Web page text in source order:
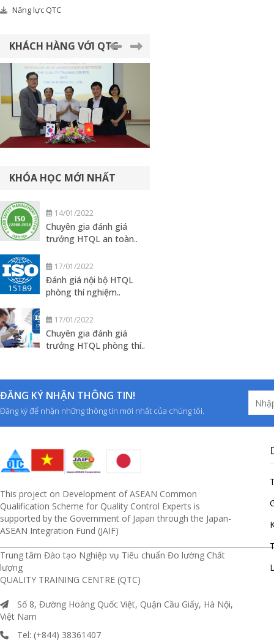
Năng lực QTC
KHÁCH HÀNG VỚI QTC
KHÓA HỌC MỚI NHẤT
14/01/2022
Chuyên gia đánh giá
trưởng HTQL an toàn..
17/01/2022
Đánh giá nội bộ HTQL
phòng thí nghiệm..
17/01/2022
Chuyên gia đánh giá
trưởng HTQL phòng thí..
ĐĂNG KÝ NHẬN THÔNG TIN!
Đăng ký để nhận những thông tin mới nhất của chúng tôi.
This project on Development of ASEAN Common
Qualification Scheme for Quality Control Experts is
supported by the Government of Japan through the Japan-
ASEAN Integration Fund (JAIF)
Trung tâm Đào tạo Nghiệp vụ Tiêu chuẩn Đo lường Chất
lượng
QUALITY TRAINING CENTRE (QTC)
Số 8, Đường Hoàng Quốc Việt, Quận Cầu Giấy, Hà Nội,
Việt Nam
Tel: (+844) 38361407